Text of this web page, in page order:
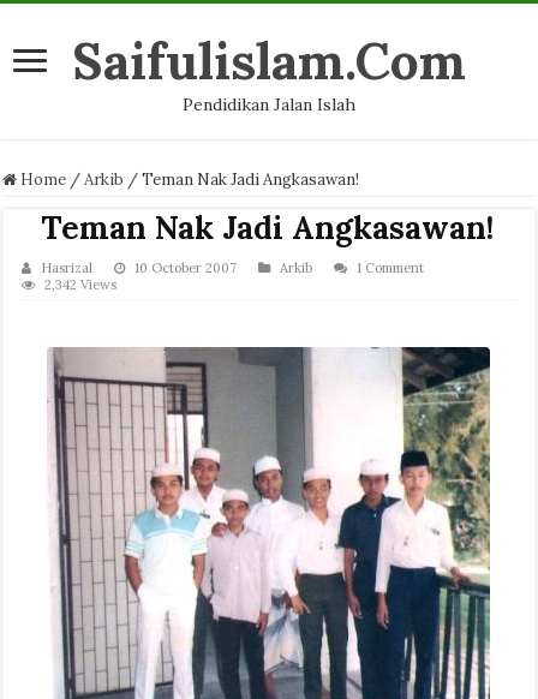
Saifulislam.Com
Pendidikan Jalan Islah
Home /Arkib /Teman Nak Jadi Angkasawan!
Teman Nak Jadi Angkasawan!
Hasrizal 10 October 2007 Arkib
1 Comment
2,342 Views